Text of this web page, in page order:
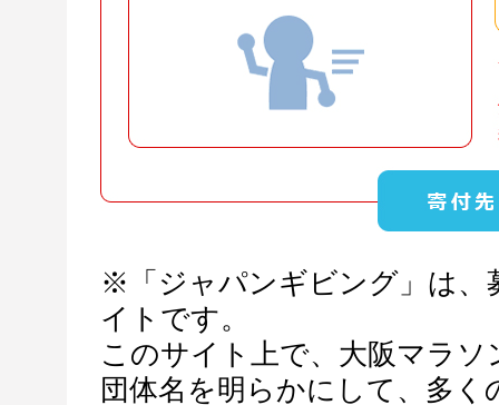
※「ジャパンギビング」は、
イトです。
このサイト上で、大阪マラ
団体名を明らかにして、多